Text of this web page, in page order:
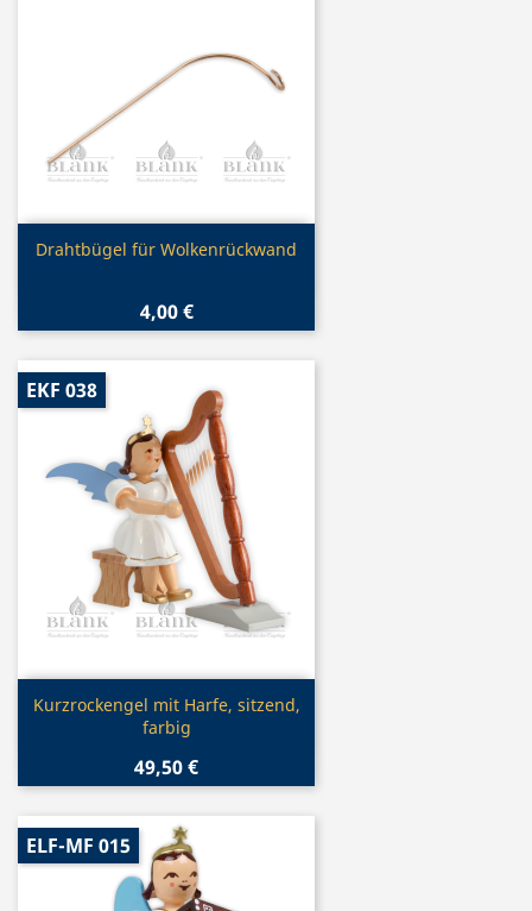
Vorschau
Drahtbügel für Wolkenrückwand
4,00 €
Vorschau
Kurzrockengel mit Harfe, sitzend,
farbig
49,50 €
EKF 038
ELF-MF 015